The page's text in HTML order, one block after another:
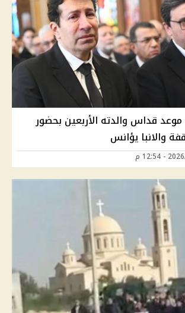
قداس والدته الأربعين بحضور
والانبا يؤانس